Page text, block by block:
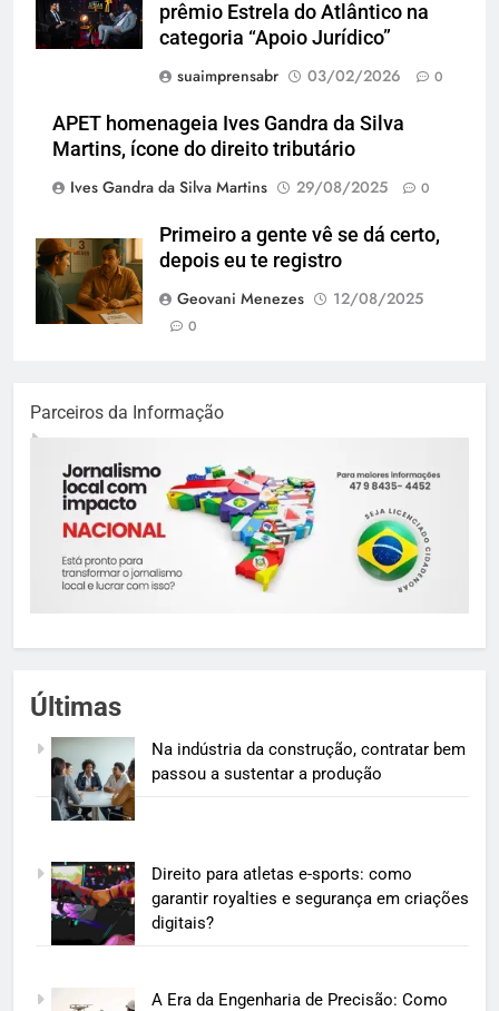
prêmio Estrela do Atlântico na
categoria “Apoio Jurídico”
suaimprensabr
03/02/2026 0
APET homenageia Ives Gandra da Silva
Martins, ícone do direito tributário
Ives Gandra da Silva Martins
29/08/2025 0
Primeiro a gente vê se dá certo,
depois eu te registro
Geovani Menezes
12/08/2025
0
Parceiros da Informação
Últimas
Na indústria da construção, contratar bem
passou a sustentar a produção
Direito para atletas e-sports: como
garantir royalties e segurança em criações
digitais?
A Era da Engenharia de Precisão: Como